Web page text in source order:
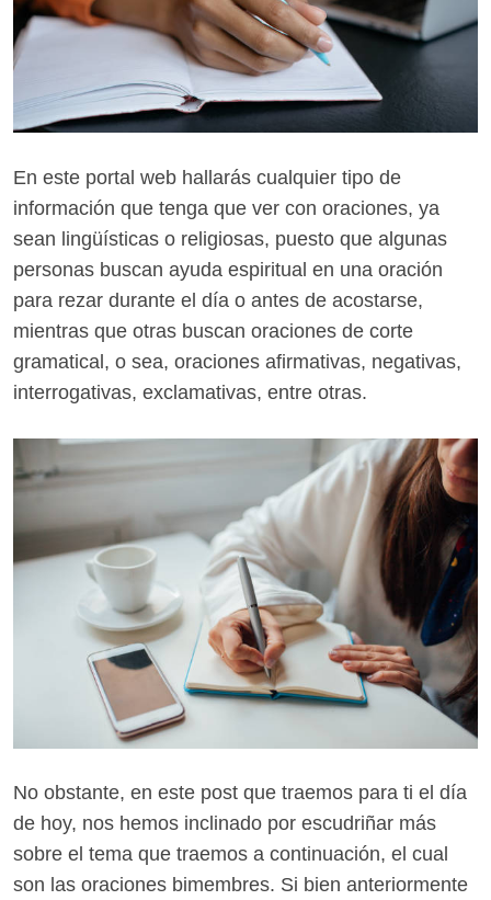
En este portal web hallarás cualquier tipo de
información que tenga que ver con oraciones, ya
sean lingüísticas o religiosas, puesto que algunas
personas buscan ayuda espiritual en una oración
para rezar durante el día o antes de acostarse,
mientras que otras buscan oraciones de corte
gramatical, o sea, oraciones afirmativas, negativas,
interrogativas, exclamativas, entre otras.
No obstante, en este post que traemos para ti el día
de hoy, nos hemos inclinado por escudriñar más
sobre el tema que traemos a continuación, el cual
son las oraciones bimembres. Si bien anteriormente